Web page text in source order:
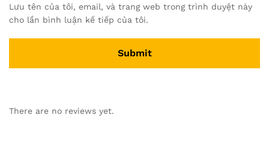
Lưu tên của tôi, email, và trang web trong trình duyệt này
cho lần bình luận kế tiếp của tôi.
There are no reviews yet.